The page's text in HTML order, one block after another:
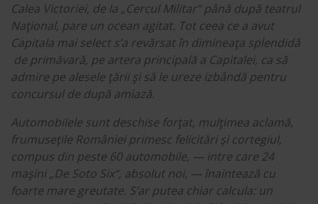
Calea Victoriei, de la „Cercul Militar“ până după teatrul
Naţional, pare un ocean agitat. Tot ceea ce a avut
Capitala mai select s’a revărsat în dimineaţa splendidă
de primăvară, pe artera principală a Capitalei, ca să
admire pe alesele ţării şi să le ureze izbândă pentru
concursul de după amiază.
Automobilele sunt deschise forţat, mulţimea aclamă,
frumuseţile României primesc felicitări şi cortegiul,
compus din peste 60 automobile, — intre care 24
maşini „De Soto Six“, absolut noi, — înaintează cu
foarte mare greutate. S’ar putea chiar calcula: un